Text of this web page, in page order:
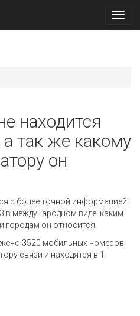
находится
так же какому
он
с более точной информацией
в международном виде, каким
городам он относится.
3520 мобильных номеров,
связи и находятся в 1